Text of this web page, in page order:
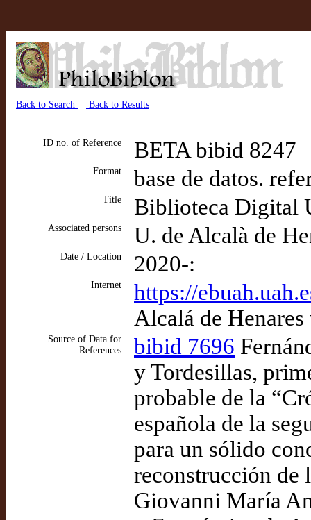
Back to Search Back to Results
ID no. of Reference BETA bibid 8247
Format base de datos.
Title Biblioteca Digital
Associated persons U. de Alcalà de
Date / Location 2020-:
Internet
https://
Alcalá de
Source of Data for
References
bibid 7696
y Tordesillas,
probable de la
española de la
para un sólido
reconstrucción de
Giovanni María